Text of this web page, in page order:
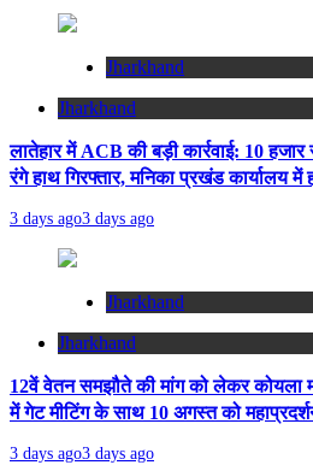
Jharkhand
Jharkhand
लातेहार में ACB की बड़ी कार्रवाई: 10
रंगे हाथ गिरफ्तार, मनिका प्रखंड कार्यालय
3 days ago3 days ago
Jharkhand
Jharkhand
12वें वेतन समझौते की मांग को लेकर कोयला
में गेट मीटिंग के साथ 10 अगस्त को
3 days ago3 days ago